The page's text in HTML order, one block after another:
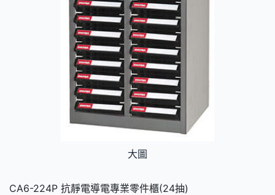
大圖
CA6-224P 抗靜電導電專業零件櫃(24抽)